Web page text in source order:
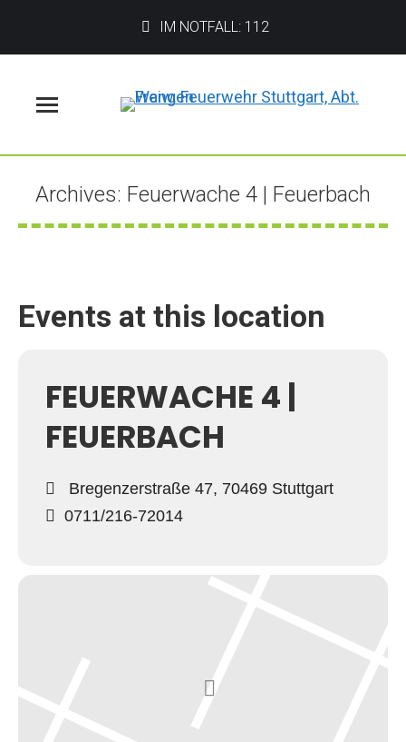
IM NOTFALL: 112
Archives: Feuerwache 4 | Feuerbach
Sie befinden sich hier:
Events at this location
FEUERWACHE 4 |
FEUERBACH
Bregenzerstraße 47, 70469 Stuttgart
0711/216-72014